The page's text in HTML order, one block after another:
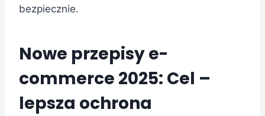
bezpiecznie.
Nowe przepisy e-
commerce 2025: Cel –
lepsza ochrona